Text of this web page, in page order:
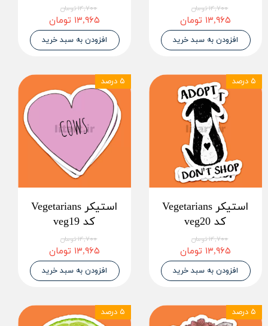
۱۴,۷۰۰ تومان
۱۳,۹۶۵ تومان
افزودن به سبد خرید
۱۴,۷۰۰ تومان
۱۳,۹۶۵ تومان
افزودن به سبد خرید
استیکر Vegetarians
کد veg20
۱۴,۷۰۰ تومان
۱۳,۹۶۵ تومان
افزودن به سبد خرید
۵ درصد
استیکر Vegetarians
کد veg19
۱۴,۷۰۰ تومان
۱۳,۹۶۵ تومان
افزودن به سبد خرید
۵ درصد
۵ درصد ۵ درصد